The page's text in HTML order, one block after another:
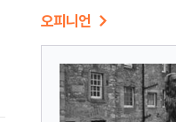
오피니언